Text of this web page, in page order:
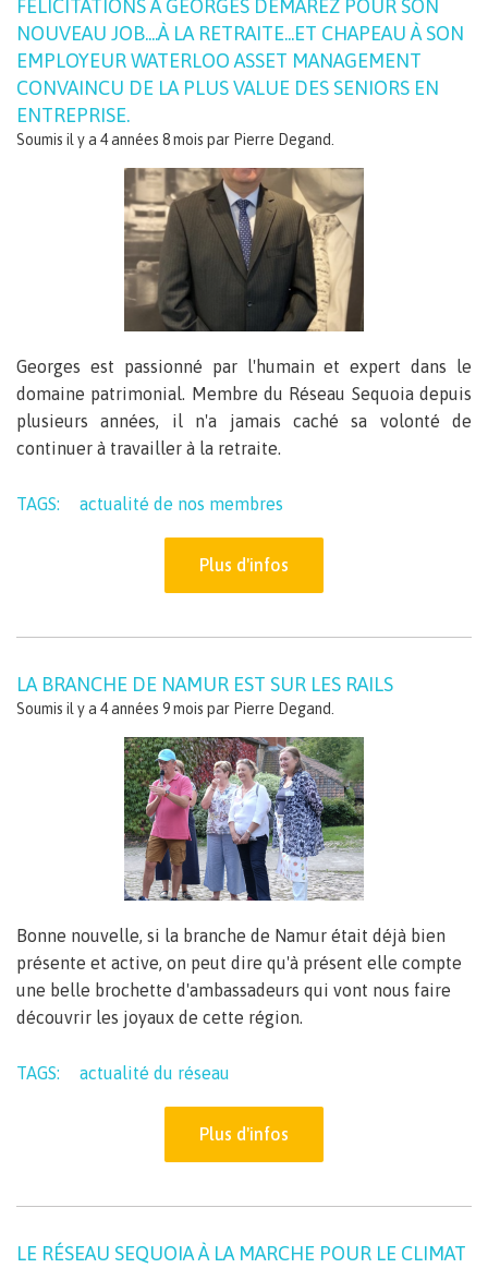
FÉLICITATIONS À GEORGES DEMAREZ POUR SON
NOUVEAU JOB....À LA RETRAITE...ET CHAPEAU À SON
EMPLOYEUR WATERLOO ASSET MANAGEMENT
CONVAINCU DE LA PLUS VALUE DES SENIORS EN
ENTREPRISE.
Soumis il y a 4 années 8 mois par Pierre Degand
Georges est passionné par l'humain et expert dans le
domaine patrimonial. Membre du Réseau Sequoia depuis
plusieurs années, il n'a jamais caché sa volonté de
continuer à travailler à la retraite.
TAGS: actualité de nos membres
Plus d'infos
LA BRANCHE DE NAMUR EST SUR LES RAILS
Soumis il y a 4 années 9 mois par Pierre Degand
Bonne nouvelle, si la branche de Namur était déjà bien
présente et active, on peut dire qu'à présent elle compte
une belle brochette d'ambassadeurs qui vont nous faire
découvrir les joyaux de cette région.
TAGS: actualité du réseau
Plus d'infos
LE RÉSEAU SEQUOIA À LA MARCHE POUR LE CLIMAT